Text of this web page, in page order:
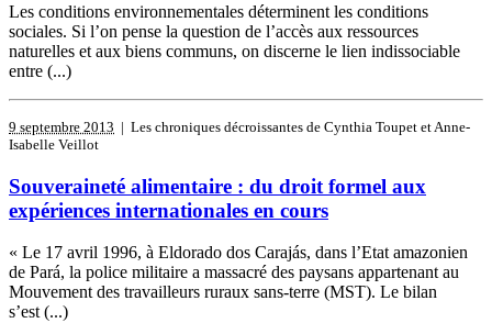
Les conditions environnementales déterminent les conditions
sociales. Si l’on pense la question de l’accès aux ressources
naturelles et aux biens communs, on discerne le lien indissociable
entre (...)
9 septembre 2013 | Les chroniques décroissantes de Cynthia Toupet et Anne-
Isabelle Veillot
Souveraineté alimentaire : du droit formel aux
expériences internationales en cours
« Le 17 avril 1996, à Eldorado dos Carajás, dans l’Etat amazonien
de Pará, la police militaire a massacré des paysans appartenant au
Mouvement des travailleurs ruraux sans-terre (MST). Le bilan
s’est (...)